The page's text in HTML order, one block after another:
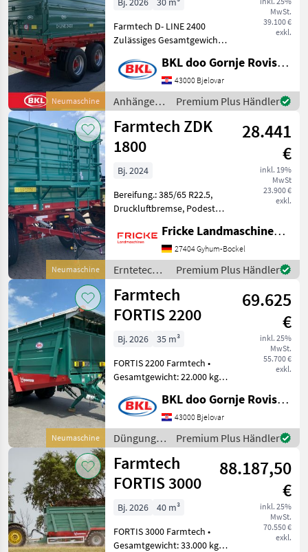
Neumaschine
MwSt.
39.100 €
exkl.
Farmtech D- LINE 2400
Zulässiges Gesamtgewicht
7000kg Brückenmaße
7.230×2.410mm
Bordwandhöhe
800+800mm Ladevolumen
30m³ Y Zugdeichsel mit
BKL doo Gornje Rovisce Kroatien
43000 Bjelovar
Anhänger /
Farmtech
Premium Plus Händler
Neumaschine
Farmtech ZDK
1800
28.441
€
inkl. 19%
MwSt
23.900 €
exkl.
Bj. 2024
Bereifung.: 385/65 R22.5,
Druckluftbremse, Podest
Kornschieber +
Auslaufrutsche hinten, Öl +
Druckluft Durchtrieb,
automatische
Anhängekuppl
Fricke Landmaschinen GmbH
27404 Gyhum-Bockel
Erntetechnik
Grünland /
Farmtech
Premium Plus Händler
Neumaschine
Farmtech
FORTIS 2200
69.625
€
inkl. 25%
MwSt.
55.700 €
exkl.
Bj. 2026
35 m³
FORTIS 2200 Farmtech •
Gesamtgewicht: 22.000 kg
Kistenabmessungen: 7, 00 x
2, 22 m • Seitenhöhe:
150+50 cm • 4
Flurförderketten •
getriebelose Reg
BKL doo Gornje Rovisce Kroatien
43000 Bjelovar
Düngung
und
Beregnung
/ Farmtech
Premium Plus Händler
Farmtech
FORTIS 3000
88.187,50
€
inkl. 25%
MwSt.
70.550 €
exkl.
Bj. 2026
40 m³
FORTIS 3000 Farmtech •
Gesamtgewicht: 33.000 kg •